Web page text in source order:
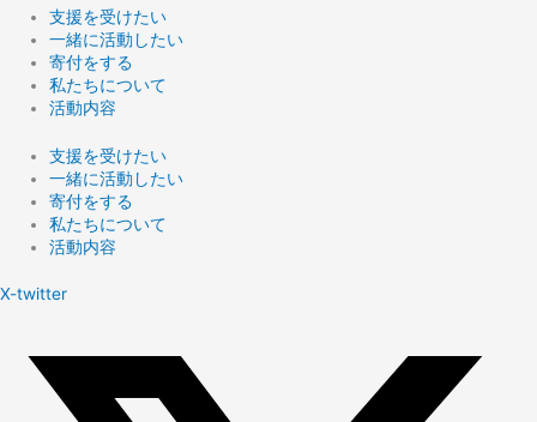
支援を受けたい
一緒に活動したい
寄付をする
私たちについて
活動内容
支援を受けたい
一緒に活動したい
寄付をする
私たちについて
活動内容
X-twitter